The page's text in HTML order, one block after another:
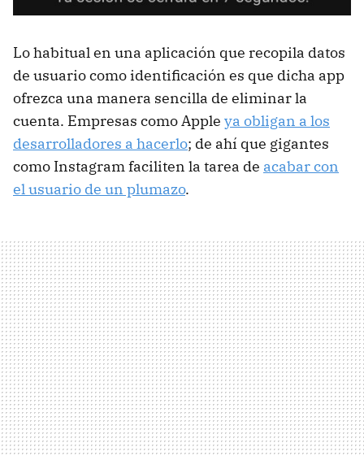
Lo habitual en una aplicación que recopila datos
de usuario como identificación es que dicha app
ofrezca una manera sencilla de eliminar la
cuenta. Empresas como Apple ya obligan a los
desarrolladores a hacerlo; de ahí que gigantes
como Instagram faciliten la tarea de acabar con
el usuario de un plumazo.